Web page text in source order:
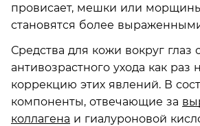
провисает, мешки или
становятся более
Средства для кожи вокруг глаз
антивозрастного ухода как раз
коррекцию этих явлений. В
компоненты, отвечающие за
коллагена и гиалуроновой